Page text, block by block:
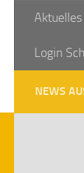
Zum
Aktuelles
Login
NEWS